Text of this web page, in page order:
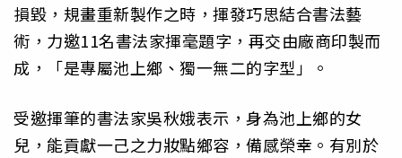
損毀，規畫重新製作之時，揮發巧思結合書法藝
術，力邀11名書法家揮毫題字，再交由廠商印製而
成，「是專屬池上鄉、獨一無二的字型」。
受邀揮筆的書法家吳秋娥表示，身為池上鄉的女
兒，能貢獻一己之力妝點鄉容，備感榮幸。有別於